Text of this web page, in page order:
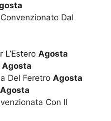
Dal
L’Estero Agosta
Agosta
Del Feretro Agosta
Agosta
Con Il